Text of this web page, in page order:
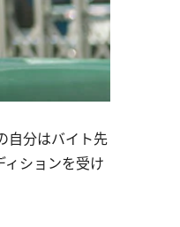
自分はバイト先
ションを受け